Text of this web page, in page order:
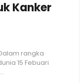
Kanker
rangka
15 Febuari